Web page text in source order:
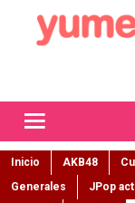
Inicio AKB48
Generales
JPop